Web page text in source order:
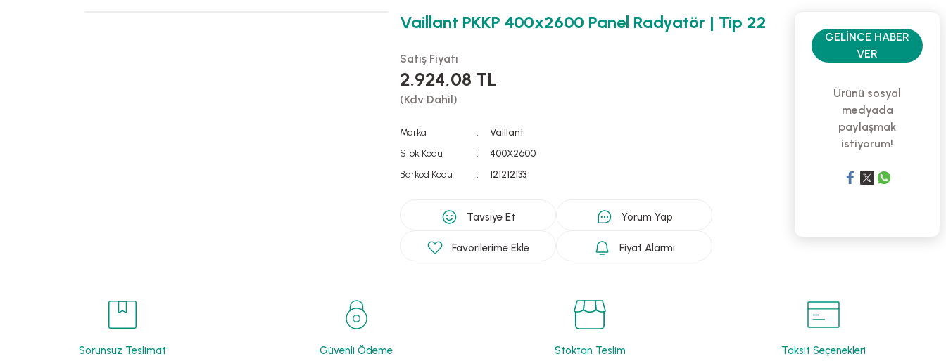
Vaillant PKKP 400x2600 Panel Radyatör | Tip 22
Satış Fiyatı
2.924,08 TL
(Kdv Dahil)
Marka
Vaillant
Stok Kodu
400X2600
Barkod Kodu
121212133
Tavsiye Et Yorum Yap
Fiyat Alarmı
GELINCE HABER
VER
Ürünü sosyal
medyada
paylaşmak
istiyorum!
Sorunsuz Teslimat
Güvenli Ödeme
Stoktan Teslim
Taksit Seçenekleri